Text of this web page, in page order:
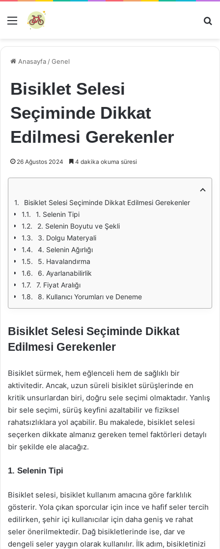
Menü
Anasayfa /Genel
Bisiklet Selesi
Seçiminde Dikkat
Edilmesi Gerekenler
26 Ağustos 2024 4 dakika okuma süresi
Bisiklet Selesi Seçiminde Dikkat Edilmesi Gerekenler
1. Selenin Tipi
2. Selenin Boyutu ve Şekli
3. Dolgu Materyali
4. Selenin Ağırlığı
5. Havalandırma
6. Ayarlanabilirlik
7. Fiyat Aralığı
8. Kullanıcı Yorumları ve Deneme
Bisiklet Selesi Seçiminde Dikkat
Edilmesi Gerekenler
Bisiklet sürmek, hem eğlenceli hem de sağlıklı bir
aktivitedir. Ancak, uzun süreli bisiklet sürüşlerinde en
kritik unsurlardan biri, doğru sele seçimi olmaktadır. Yanlış
bir sele seçimi, sürüş keyfini azaltabilir ve fiziksel
rahatsızlıklara yol açabilir. Bu makalede, bisiklet selesi
seçerken dikkate almanız gereken temel faktörleri detaylı
bir şekilde ele alacağız.
1. Selenin Tipi
Bisiklet selesi, bisiklet kullanım amacına göre farklılık
gösterir. Yola çıkan sporcular için ince ve hafif seler tercih
edilirken, şehir içi kullanıcılar için daha geniş ve rahat
seler önerilmektedir. Dağ bisikletlerinde ise, dar ve
dengeli seler yaygın olarak kullanılır. İlk adım, bisikletinizi